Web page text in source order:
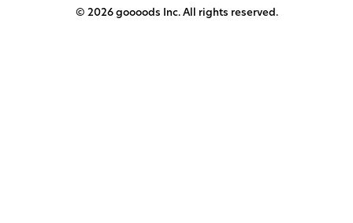
© 2026 goooods Inc. All rights reserved.